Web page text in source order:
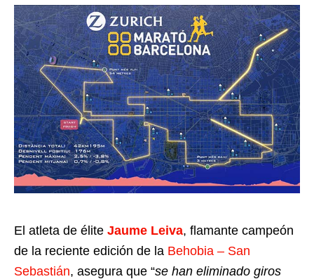
El atleta de élite Jaume Leiva, flamante campeón
de la reciente edición de la Behobia – San
Sebastián, asegura que “se han eliminado giros